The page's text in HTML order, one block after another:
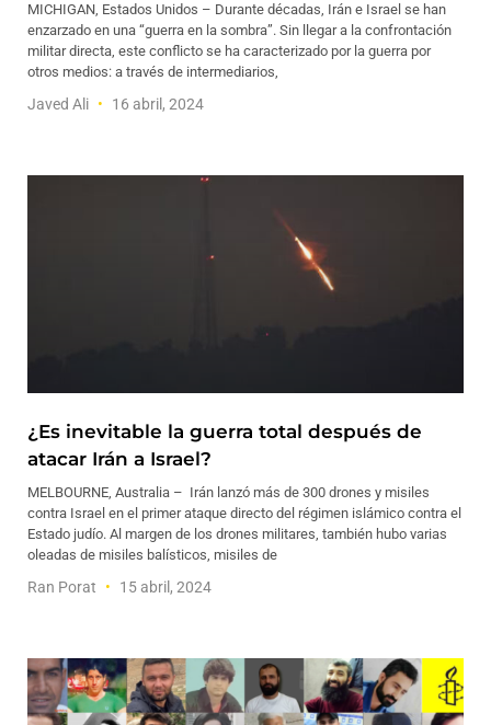
MICHIGAN, Estados Unidos – Durante décadas, Irán e Israel se han
enzarzado en una “guerra en la sombra”. Sin llegar a la confrontación
militar directa, este conflicto se ha caracterizado por la guerra por
otros medios: a través de intermediarios,
Javed Ali 16 abril, 2024
¿Es inevitable la guerra total después de
atacar Irán a Israel?
MELBOURNE, Australia – Irán lanzó más de 300 drones y misiles
contra Israel en el primer ataque directo del régimen islámico contra el
Estado judío. Al margen de los drones militares, también hubo varias
oleadas de misiles balísticos, misiles de
Ran Porat 15 abril, 2024